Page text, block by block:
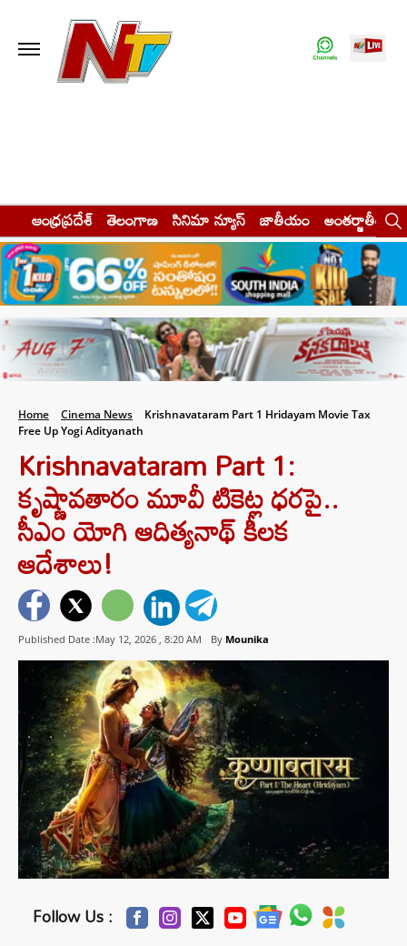
ఆంధ్రప్రదేశ్ తెలంగాణ సినిమా న్యూస్ జాతీయం అంతర్జాతీయం
Home Cinema News
Krishnavataram Part 1 Hridayam Movie Tax
Free Up Yogi Adityanath
Krishnavataram Part 1:
కృష్ణావతారం మూవీ టికెట్ల ధరపై..
సీఎం యోగి ఆదిత్యనాథ్ కీలక
ఆదేశాలు!
Published Date :May 12, 2026 , 8:20 AM By Mounika
Follow Us :